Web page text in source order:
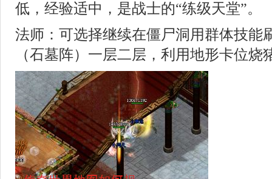
低，经验适中，是战士的“练级天堂”。
法师：可选择继续在僵尸洞用群体技能
（石墓阵）一层二层，利用地形卡位烧